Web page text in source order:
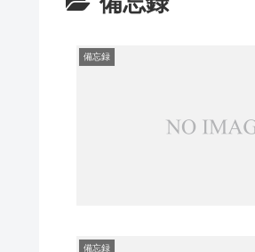
備忘録
備忘録